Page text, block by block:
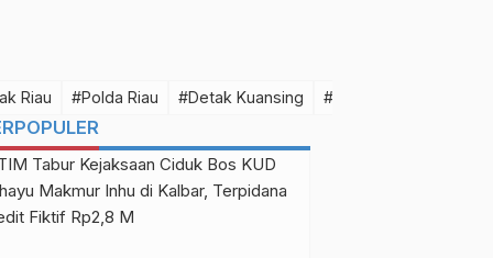
Riau #Polda Riau #Detak Kuansing #Detak Pelalawan